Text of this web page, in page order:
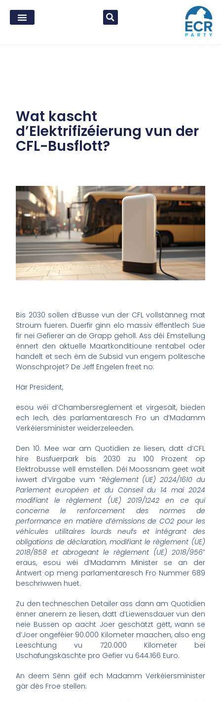
Wat kascht
d’Elektrifizéierung vun der
CFL-Busflott?
Bis 2030 sollen d’Busse vun der CFL vollstänneg mat
Stroum fueren. Duerfir ginn elo massiv ëffentlech Sue
fir nei Gefierer an de Grapp geholl. Ass déi Ëmstellung
ënnert den aktuelle Maartkonditioune rentabel oder
handelt et sech ëm de Subsid vun engem politesche
Wonschprojet? De Jeff Engelen freet no:
Här President,
esou wéi d’Chambersreglement et virgesäit, bieden
ech Iech, dës parlamentaresch Fro un d’Madamm
Verkéiersminister weiderzeleeden.
Den 10. Mee war am Quotidien ze liesen, datt d’CFL
hire Busfuerpark bis 2030 zu 100 Prozent op
Elektrobusse wëll ëmstellen. Déi Moossnam geet wäit
iwwert d’Virgabe vum “Règlement (UE) 2024/1610 du
Parlement européen et du Conseil du 14 mai 2024
modifiant le règlement (UE) 2019/1242 en ce qui
concerne le renforcement des normes de
performance en matière d’émissions de CO2 pour les
véhicules utilitaires lourds neufs et intégrant des
obligations de déclaration, modifiant le règlement (UE)
2018/858 et abrogeant le règlement (UE) 2018/956”
eraus, esou wéi d’Madamm Minister se an der
Äntwert op meng parlamentaresch Fro Nummer 689
beschriwwen huet.
Zu den techneschen Detailer ass dann am Quotidien
ënner anerem ze liesen, datt d’Liewensdauer vun den
neie Bussen op aacht Joer geschätzt gëtt, wann se
d’Joer ongeféier 90.000 Kilometer maachen, also eng
Leeschtung vu 720.000 Kilometer bei
Uschafungskäschte pro Gefier vu 644.166 Euro.
An deem Sënn géif ech Madamm Verkéiersminister
gär dës Froe stellen: